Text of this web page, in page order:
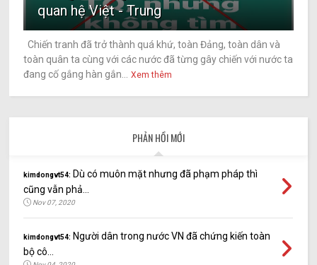
quan hệ Việt - Trung
Chiến tranh đã trở thành quá khứ, toàn Đảng, toàn dân và
toàn quân ta cùng với các nước đã từng gây chiến với nước ta
đang cố gắng hàn gắn...
Xem thêm
PHẢN HỒI MỚI
kimdongvt54: Dù có muôn mặt nhưng đã phạm pháp thì
cũng vẫn phả...
Nov 07, 2020
kimdongvt54: Người dân trong nước VN đã chứng kiến toàn
bộ cô...